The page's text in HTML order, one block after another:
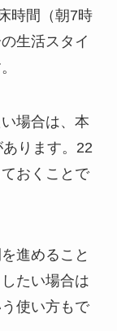
時間（朝7時
生活スタイ
場合は、本
ります。22
おくことで
進めること
たい場合は
使い方もで